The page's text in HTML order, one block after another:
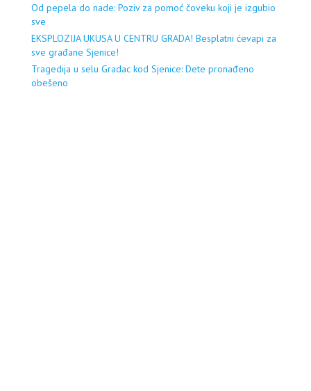
Od pepela do nade: Poziv za pomoć čoveku koji je izgubio
sve
EKSPLOZIJA UKUSA U CENTRU GRADA! Besplatni ćevapi za
sve građane Sjenice!
Tragedija u selu Gradac kod Sjenice: Dete pronađeno
obešeno